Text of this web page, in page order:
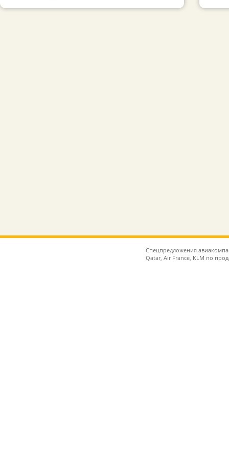
Спецпредложения
Qatar, Air France, KLM по